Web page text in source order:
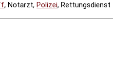
, Notarzt, Polizei, Rettungsdienst